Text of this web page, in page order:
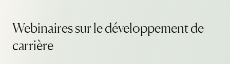
Webinaires sur le développement de
carrière